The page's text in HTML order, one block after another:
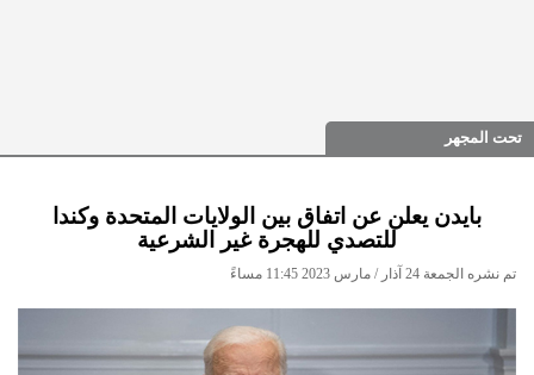
تحت المجهر
بايدن يعلن عن اتفاق بين الولايات المتحدة وكندا
للتصدي للهجرة غير الشرعية
تم نشره الجمعة 24 آذار / مارس 2023 11:45 مساءً